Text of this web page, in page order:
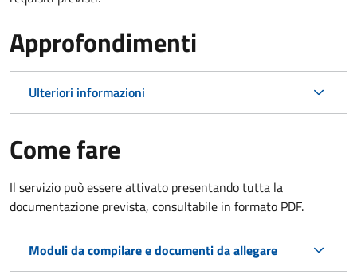
Approfondimenti
Ulteriori informazioni
Come fare
Il servizio può essere attivato presentando tutta la
documentazione prevista, consultabile in formato PDF.
Moduli da compilare e documenti da allegare